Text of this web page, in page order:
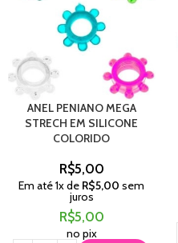
ANEL PENIANO MEGA
STRECH EM SILICONE
COLORIDO
R$5,00
Em até1x de R$5,00 sem
juros
R$5,00
no pix